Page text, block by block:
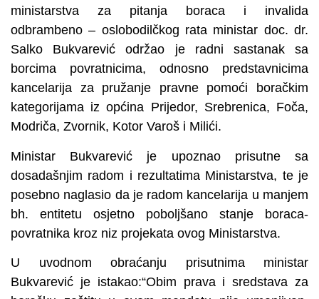
ministarstva za pitanja boraca i invalida
odbrambeno – oslobodilčkog rata ministar doc. dr.
Salko Bukvarević održao je radni sastanak sa
borcima povratnicima, odnosno predstavnicima
kancelarija za pružanje pravne pomoći boračkim
kategorijama iz općina Prijedor, Srebrenica, Foča,
Modriča, Zvornik, Kotor Varoš i Milići.
Ministar Bukvarević je upoznao prisutne sa
dosadašnjim radom i rezultatima Ministarstva, te je
posebno naglasio da je radom kancelarija u manjem
bh. entitetu osjetno poboljšano stanje boraca-
povratnika kroz niz projekata ovog Ministarstva.
U uvodnom obraćanju prisutnima ministar
Bukvarević je istakao:“Obim prava i sredstava za